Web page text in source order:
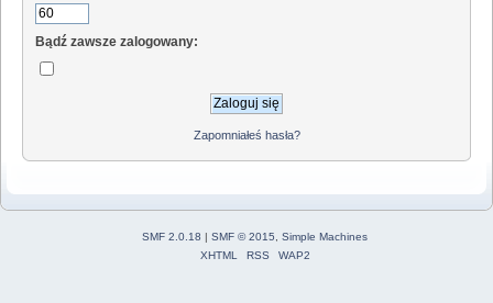
Bądź zawsze zalogowany:
Zapomniałeś hasła?
SMF 2.0.18 SMF © 2015, Simple Machines
XHTML
RSS WAP2